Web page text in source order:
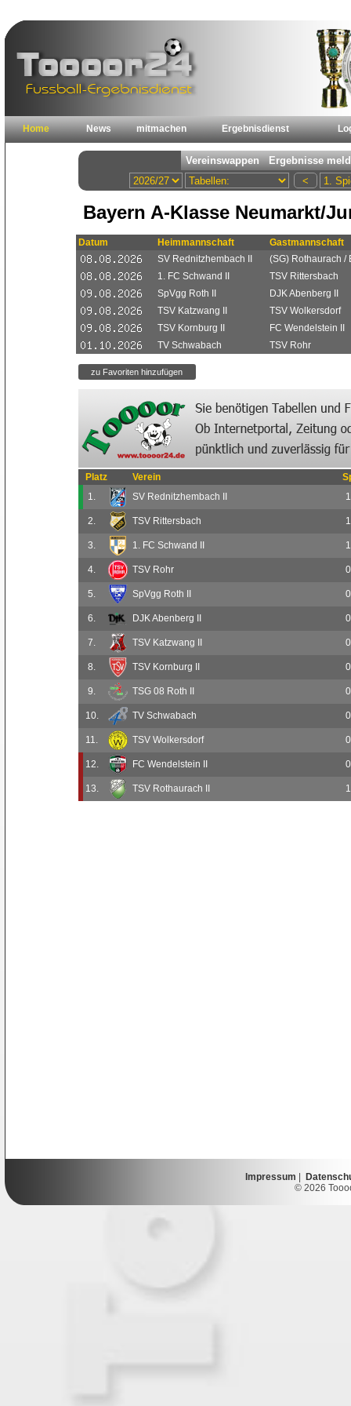
Home News mitmachen Ergebnisdienst
Bayern A-Klasse Neumarkt/
Datum Heimmannschaft
Gastmannschaft
SV Rednitzhembach II
(SG) Rothaurach /​
1. FC Schwand II
TSV Rittersbach
SpVgg Roth II
DJK Abenberg II
TSV Katzwang II
TSV Wolkersdorf
TSV Kornburg II
FC Wendelstein II
TV Schwabach
TSV Rohr
Platz Verein
1.
SV Rednitzhembach II 1
2. TSV Rittersbach 1
3. 1. FC Schwand II 1
4. TSV Rohr 0
5. SpVgg Roth II 0
6. DJK Abenberg II 0
7. TSV Katzwang II 0
8. TSV Kornburg II 0
9. TSG 08 Roth II 0
10. TV Schwabach 0
11. TSV Wolkersdorf 0
12. FC Wendelstein II 0
13. TSV Rothaurach II 1
Impressum
© 2026